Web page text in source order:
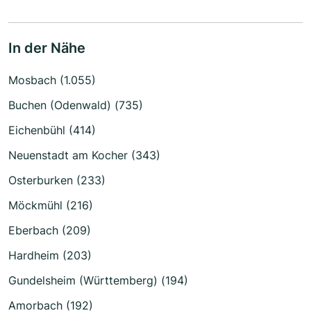
In der Nähe
Mosbach (1.055)
Buchen (Odenwald) (735)
Eichenbühl (414)
Neuenstadt am Kocher (343)
Osterburken (233)
Möckmühl (216)
Eberbach (209)
Hardheim (203)
Gundelsheim (Württemberg) (194)
Amorbach (192)